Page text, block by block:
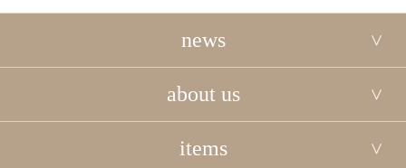
news
about us
items